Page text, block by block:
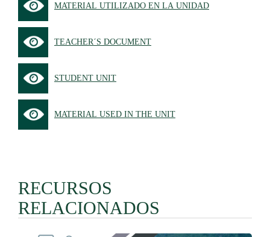
MATERIAL UTILIZADO EN LA UNIDAD
TEACHER´S DOCUMENT
STUDENT UNIT
MATERIAL USED IN THE UNIT
RECURSOS
RELACIONADOS